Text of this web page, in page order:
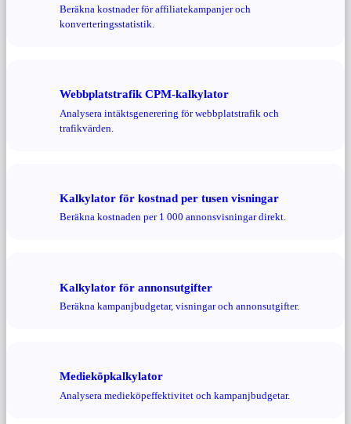
Beräkna kostnader för affiliatekampanjer och
konverteringsstatistik.
Webbplatstrafik CPM-kalkylator
Analysera intäktsgenerering för webbplatstrafik och
trafikvärden.
Kalkylator för kostnad per tusen visningar
Beräkna kostnaden per 1 000 annonsvisningar direkt.
Kalkylator för annonsutgifter
Beräkna kampanjbudgetar, visningar och annonsutgifter.
Medieköpkalkylator
Analysera medieköpeffektivitet och kampanjbudgetar.